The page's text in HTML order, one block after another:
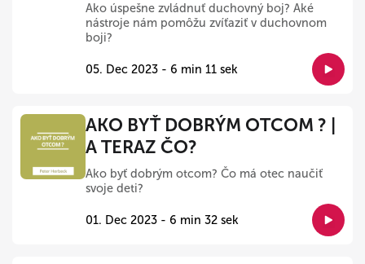
Ako úspešne zvládnuť duchovný boj? Aké
nástroje nám pomôžu zvíťaziť v duchovnom
boji?
05. Dec 2023 - 6 min 11 sek
AKO BYŤ DOBRÝM OTCOM ? |
A TERAZ ČO?
Ako byť dobrým otcom? Čo má otec naučiť
svoje deti?
01. Dec 2023 - 6 min 32 sek